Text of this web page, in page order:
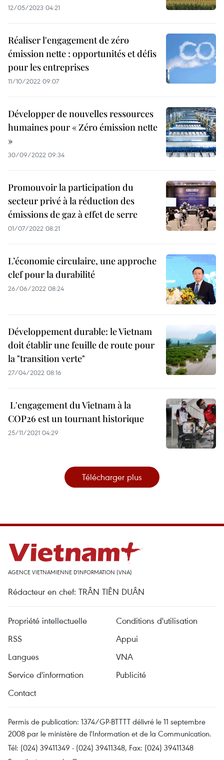
12/05/2023 04:21
Réaliser l'engagement de zéro
émission nette : opportunités et défis
pour les entreprises
11/10/2022 09:07
Développer de nouvelles ressources
humaines pour « Zéro émission nette
»
30/09/2022 09:34
Promouvoir la participation du
secteur privé à la réduction des
émissions de gaz à effet de serre
01/07/2022 08:21
L’économie circulaire, une approche
clef pour la durabilité
26/06/2022 08:24
Développement durable: le Vietnam
doit établir une feuille de route pour
la "transition verte"
27/04/2022 08:16
​ L'engagement du Vietnam à la
COP26 est un tournant historique
25/11/2021 04:29
Télécharger plus
AGENCE VIETNAMIENNE D'INFORMATION (VNA)
Rédacteur en chef: TRÂN TIÊN DUÂN
Propriété intellectuelle
Conditions d'utilisation
RSS
Appui
Langues
VNA
Service d'information
Publicité
Contact
Permis de publication: 1374/GP-BTTTT délivré le 11 septembre
2008 par le ministère de l'Information et de la Communication.
Tél: (024) 39411349 - (024) 39411348, Fax: (024) 39411348